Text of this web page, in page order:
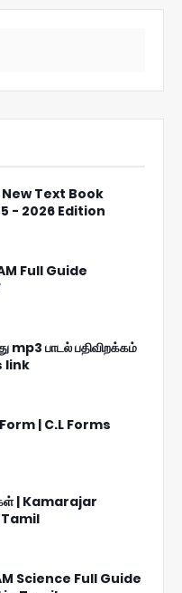
Text Book
- 2026 Edition
Full Guide
mp3 பாடல் பதிவிறக்கம்
link
| C.L Forms
| Kamarajar
Science Full Guide